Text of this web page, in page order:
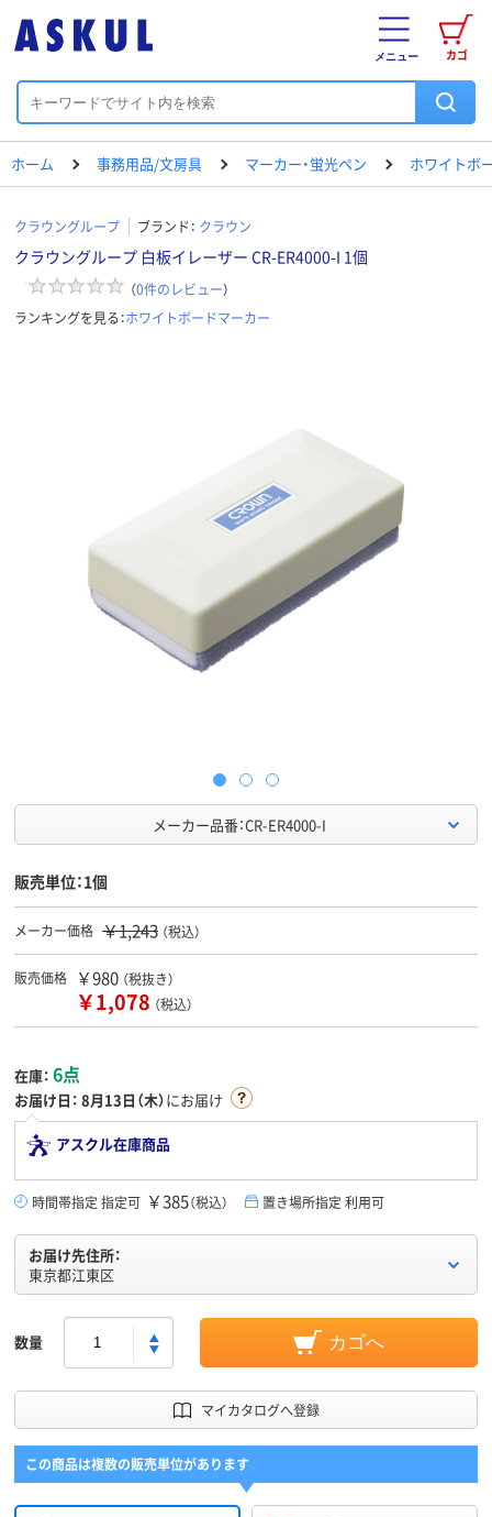
カゴ
メニュー
ホーム 事務用品/文房具 マーカー・蛍光ペン ホワイトボ
クラウングループ ブランド： クラウン
クラウングループ 白板イレーザー CR-ER4000-I 1個
（0件のレビュー）
ランキングを見る：ホワイトボードマーカー
メーカー品番：CR-ER4000-I
販売単位：1個
メーカー価格 ￥1,243 （税込）
販売価格 ￥980 （税抜き）
￥1,078 （税込）
在庫： 6点
お届け日： 8月13日（木）にお届け
アスクル在庫商品
時間帯指定 指定可 ￥385（税込） 置き場所指定 利用可
お届け先住所：
東京都江東区
数量 カゴへ
マイカタログへ登録
この商品は複数の販売単位があります